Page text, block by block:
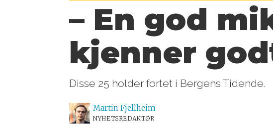
– En god
kjenner
Disse 25 holder fortet i Bergens Tidende.
Martin Fjellheim
NYHETSREDAKTØR